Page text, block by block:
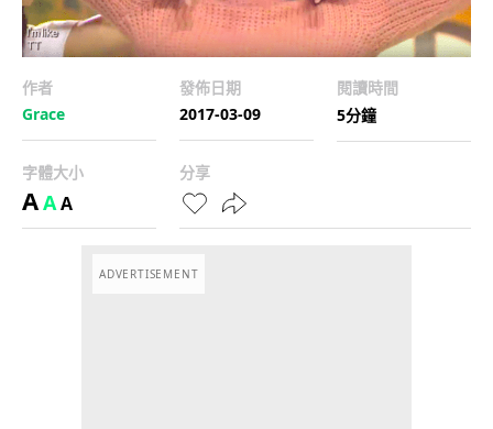
作者
Grace
發佈日期
2017-03-09
閱讀時間
5分鐘
字體大小
AAA
分享
ADVERTISEMENT